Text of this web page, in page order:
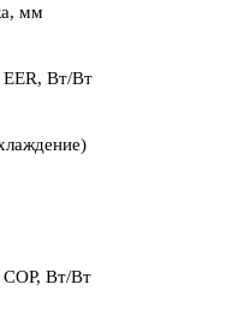
мм
EER, Вт/Вт
Вт/Вт